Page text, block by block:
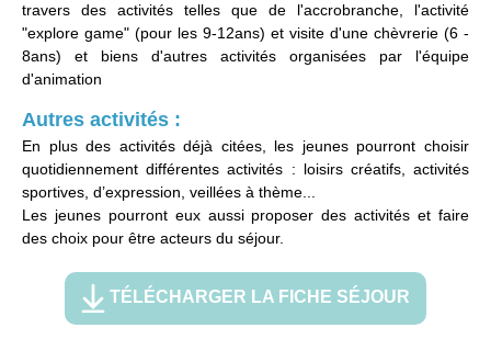
travers des activités telles que de l'accrobranche, l'activité
"explore game" (pour les 9-12ans) et visite d'une chèvrerie (6 -
8ans) et biens d'autres activités organisées par l'équipe
d'animation
Autres activités :
En plus des activités déjà citées, les jeunes pourront choisir
quotidiennement différentes activités : loisirs créatifs, activités
sportives, d’expression, veillées à thème...
Les jeunes pourront eux aussi proposer des activités et faire
des choix pour être acteurs du séjour.
TÉLÉCHARGER LA FICHE SÉJOUR